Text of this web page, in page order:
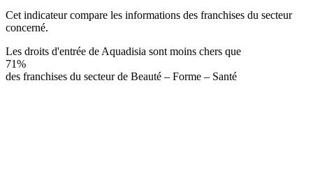
Cet indicateur compare les informations des franchises du secteur
concerné.
Les droits d'entrée de Aquadisia sont moins chers que
71%
des franchises du secteur de Beauté – Forme – Santé